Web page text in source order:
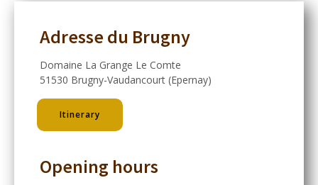
Adresse du Brugny
Domaine La Grange Le Comte
51530 Brugny-Vaudancourt (Epernay)
Itinerary
Opening hours